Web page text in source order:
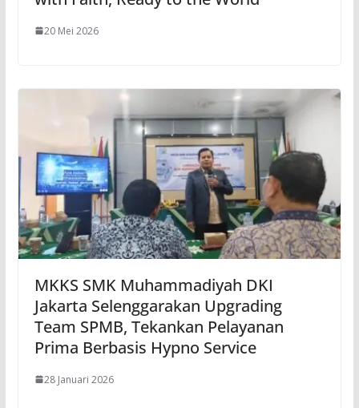
20 Mei 2026
MKKS SMK Muhammadiyah DKI
Jakarta Selenggarakan Upgrading
Team SPMB, Tekankan Pelayanan
Prima Berbasis Hypno Service
28 Januari 2026